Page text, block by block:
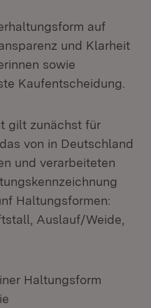
auf
und Klarheit
sowie
Kaufentscheidung.
gilt zunächst für
von in Deutschland
und verarbeiteten
Haltungsformen:
Auslauf/Weide,
Haltungsform